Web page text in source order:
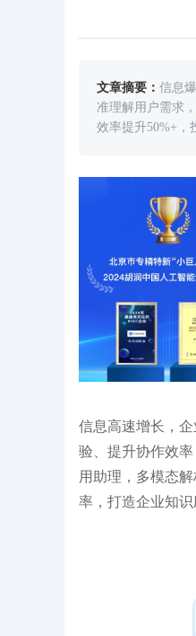
文章摘要： 信息
准理解用户需求
效率提升50%+，
信息高速增长，
验、提升协作效率
用助理，多模态
率，打造企业知识
识库 构建"查-问-析-写-
百年人
级，知